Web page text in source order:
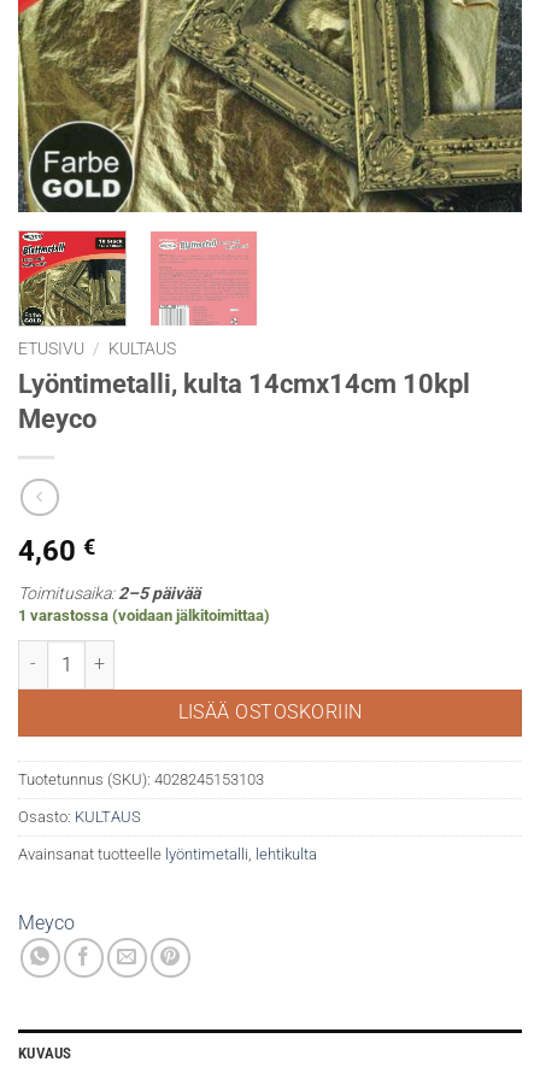
ETUSIVU / KULTAUS
Lyöntimetalli, kulta 14cmx14cm 10kpl
Meyco
4,60 €
Toimitusaika:2–5 päivää
1 varastossa (voidaan jälkitoimittaa)
Lyöntimetalli, kulta 14cmx14cm 10kpl Meyco määrä
LISÄÄ OSTOSKORIIN
Tuotetunnus (SKU): 4028245153103
Osasto: KULTAUS
Avainsanat tuotteelle lyöntimetalli, lehtikulta
Meyco
KUVAUS